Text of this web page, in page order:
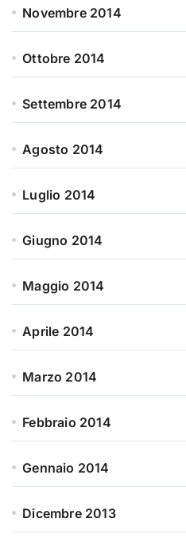
Novembre 2014
Ottobre 2014
Settembre 2014
Agosto 2014
Luglio 2014
Giugno 2014
Maggio 2014
Aprile 2014
Marzo 2014
Febbraio 2014
Gennaio 2014
Dicembre 2013